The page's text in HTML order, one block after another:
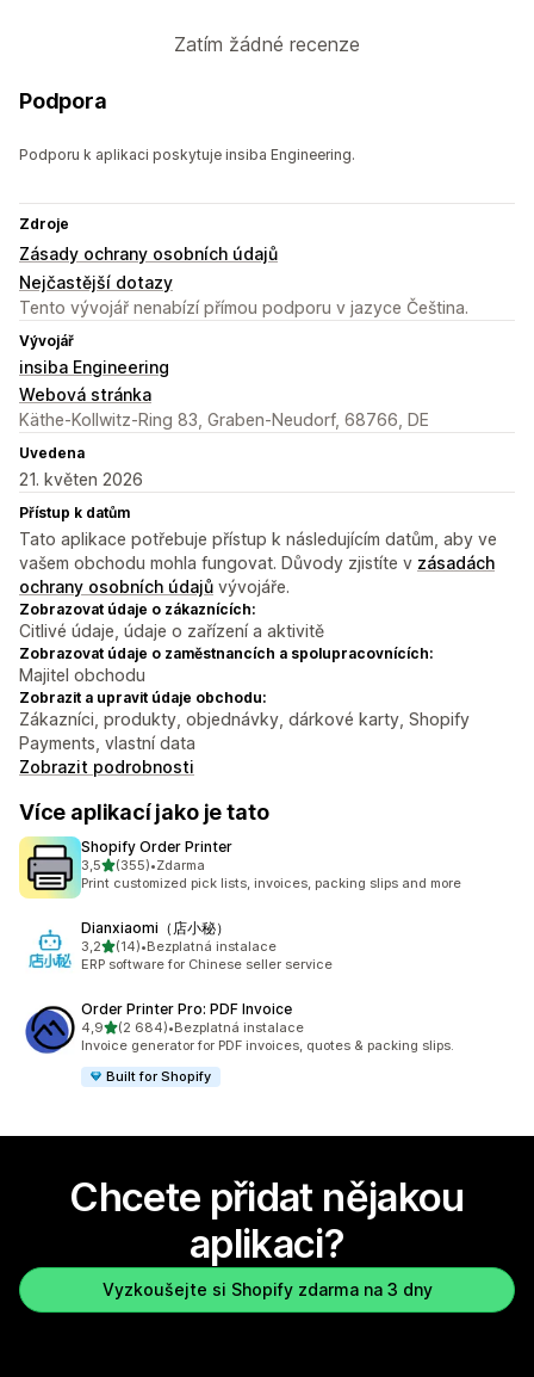
Zatím žádné recenze
Podpora
Podporu k aplikaci poskytuje insiba Engineering.
Zdroje
Zásady ochrany osobních údajů
Nejčastější dotazy
Tento vývojář nenabízí přímou podporu v jazyce Čeština.
Vývojář
insiba Engineering
Webová stránka
Käthe-Kollwitz-Ring 83, Graben-Neudorf, 68766, DE
Uvedena
21. květen 2026
Přístup k datům
Tato aplikace potřebuje přístup k následujícím datům, aby ve
vašem obchodu mohla fungovat. Důvody zjistíte v zásadách
ochrany osobních údajů vývojáře.
Zobrazovat údaje o zákaznících:
Citlivé údaje, údaje o zařízení a aktivitě
Zobrazovat údaje o zaměstnancích a spolupracovnících:
Majitel obchodu
Zobrazit a upravit údaje obchodu:
Zákazníci, produkty, objednávky, dárkové karty, Shopify
Payments, vlastní data
Zobrazit podrobnosti
Více aplikací jako je tato
Shopify Order Printer
3,5z 5 hvězd
(355)
Celkový počet recenzí: 355
•Zdarma
Print customized pick lists, invoices, packing slips and more
Dianxiaomi（店小秘）
3,2z 5 hvězd
(14)
Celkový počet recenzí: 14
•Bezplatná instalace
ERP software for Chinese seller service
Order Printer Pro: PDF Invoice
4,9z 5 hvězd
(2 684)
Celkový počet recenzí: 2684
•Bezplatná instalace
Invoice generator for PDF invoices, quotes & packing slips.
Built for Shopify
Chcete přidat nějakou
aplikaci?
Vyzkoušejte si Shopify zdarma na 3 dny